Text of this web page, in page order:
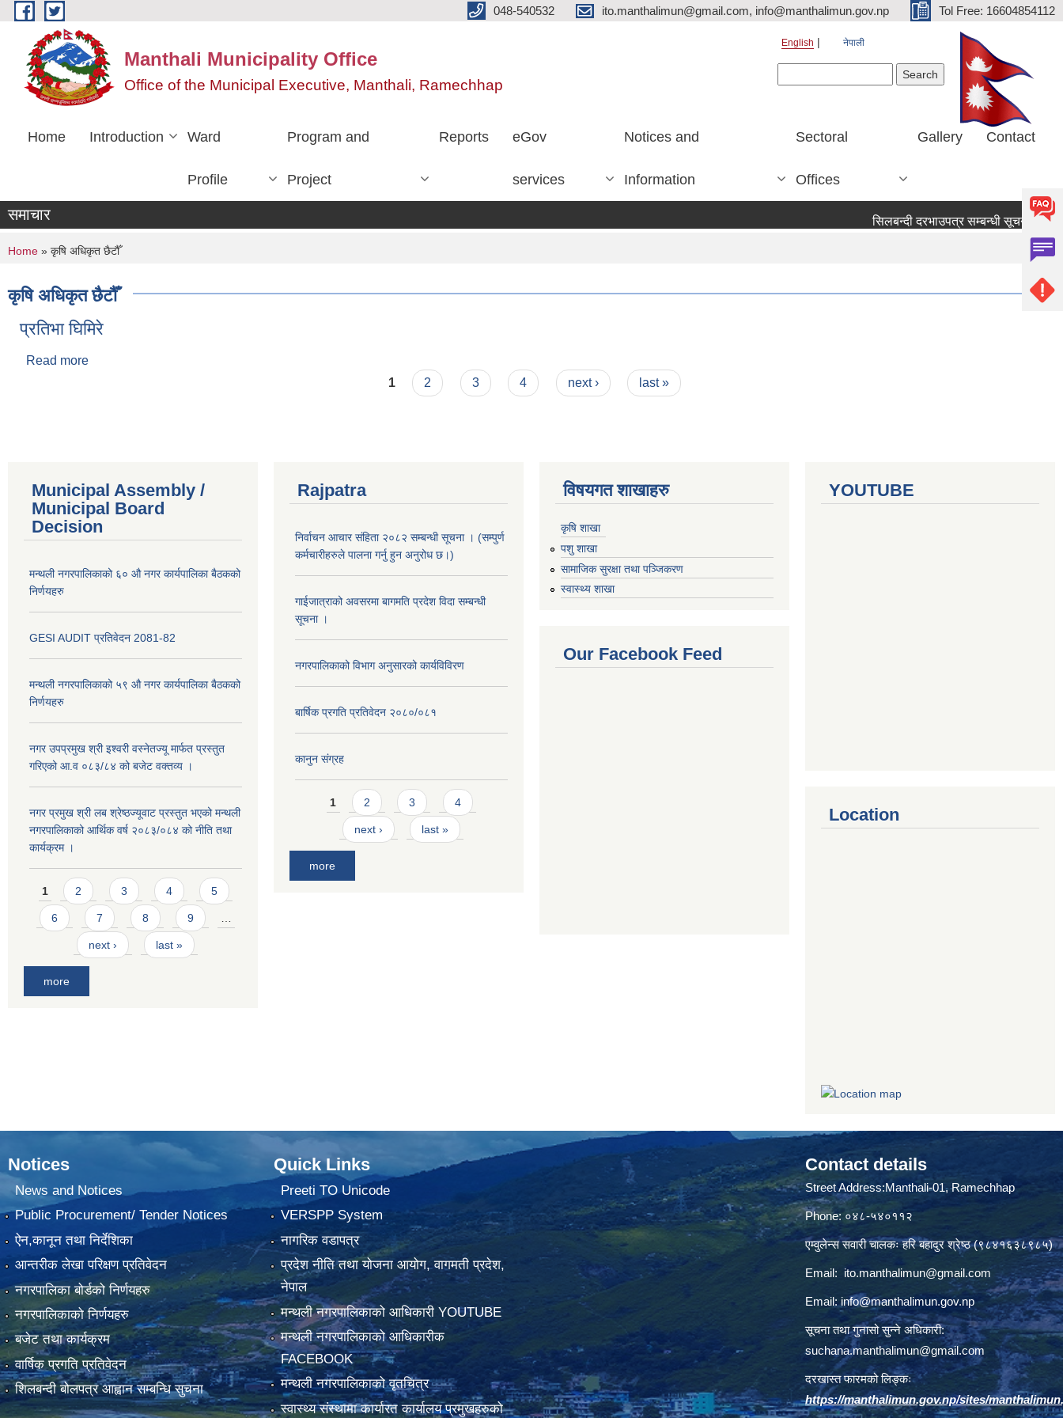
Skip to main content 048-540532 ito.manthalimun@gmail.com, info@manthalimun.gov.np Tol Free: 16604854112
Manthali Municipality Office
Office of the Municipal Executive, Manthali, Ramechhap
English नेपाली
Home Introduction Ward
Profile
Program and
Project
Reports eGov
services
Notices and
Information
Sectoral
Offices
Gallery Contact
समाचार सिलबन्दी दरभाउपत्र सम्बन्धी सूचना ।
You are here
Home » कृषि अधिकृत छैटौँ
कृषि अधिकृत छैटौँ
प्रतिभा घिमिरे
Read more
1 2 3 4 next › last »
Municipal Assembly /
Municipal Board
Decision
मन्थली नगरपालिकाको ६० औ नगर कार्यपालिका बैठकको
निर्णयहरु
GESI AUDIT प्रतिवेदन 2081-82
मन्थली नगरपालिकाको ५९ औ नगर कार्यपालिका बैठकको
निर्णयहरु
नगर उपप्रमुख श्री इश्वरी वस्नेतज्यू मार्फत प्रस्तुत
गरिएको आ.व ०८३/८४ को बजेट वक्तव्य ।
नगर प्रमुख श्री लब श्रेष्ठज्यूवाट प्रस्तुत भएको मन्थली
नगरपालिकाको आर्थिक वर्ष २०८३/०८४ को नीति तथा
कार्यक्रम ।
Pages
1 2 3 4 5
6 7 8 9
next › last »
more
Rajpatra
निर्वाचन आचार संहिता २०८२ सम्बन्धी सूचना । (सम्पुर्ण
कर्मचारीहरुले पालना गर्नु हुन अनुरोध छ।)
गाईजात्राको अवसरमा बागमति प्रदेश विदा सम्बन्धी
सूचना ।
नगरपालिकाको विभाग अनुसारको कार्यविविरण
बार्षिक प्रगति प्रतिवेदन २०८०/०८१
कानुन संग्रह
Pages
1 2 3 4
next › last »
more
विषयगत शाखाहरु
कृषि शाखा
पशु शाखा
सामाजिक सुरक्षा तथा पञ्जिकरण
स्वास्थ्य शाखा
Our Facebook Feed
YOUTUBE
Location
Notices
News and Notices
Public Procurement/ Tender Notices
ऐन,कानून तथा निर्देशिका
आन्तरीक लेखा परिक्षण प्रतिवेदन
नगरपालिका बोर्डको निर्णयहरु
नगरपालिकाको निर्णयहरु
बजेट तथा कार्यक्रम
वार्षिक प्रगति प्रतिवेदन
शिलबन्दी बोलपत्र आह्वान सम्बन्धि सुचना
Quick Links
Preeti TO Unicode
VERSPP System
नागरिक वडापत्र
प्रदेश नीति तथा योजना आयोग, वागमती प्रदेश,
नेपाल
मन्थली नगरपालिकाको आधिकारी YOUTUBE
मन्थली नगरपालिकाको आधिकारीक
FACEBOOK
मन्थली नगरपालिकाको वृतचित्र
स्वास्थ्य संस्थामा कार्यारत कार्यालय प्रमुखहरुको
Contact details
Street Address:Manthali-01, Ramechhap
Phone: ०४८-५४०११२
एम्वुलेन्स सवारी चालकः हरि बहादुर श्रेष्ठ (९८४१६३८९८५)
Email: ito.manthalimun@gmail.com
Email:info@manthalimun.gov.np
सूचना तथा गुनासो सुन्ने अधिकारी:
suchana.manthalimun@gmail.com
दरखास्त फारमको लिङ्कः
https://manthalimun.gov.np/sites/